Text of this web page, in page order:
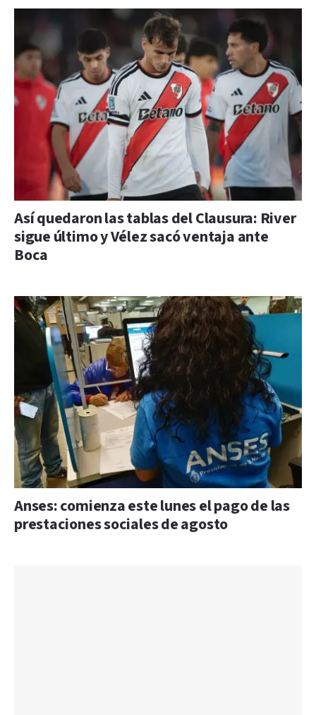
Así quedaron las tablas del Clausura: River
sigue último y Vélez sacó ventaja ante
Boca
Anses: comienza este lunes el pago de las
prestaciones sociales de agosto